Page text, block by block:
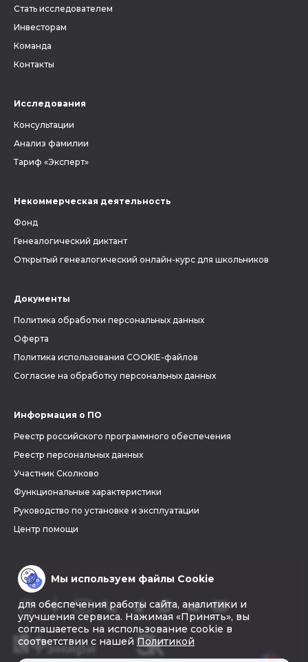
Стать исследователем
Инвесторам
Команда
Контакты
Исследования
Консультации
Анализ фамилии
Тариф «Эксперт»
Некоммерческая деятельность
Фонд
Генеалогический диктант
Открытый генеалогический онлайн-курс для школьников
Документы
Политика обработки персональных данных
Оферта
Политика использования COOKIE-файлов
Согласие на обработку персональных данных
Информация о ПО
Реестр российского программного обеспечения
Реестр персональных данных
Участник Сколково
Функциональные характеристики
Руководство по установке и эксплуатации
Центр помощи
Мы используем файлы Cookie
для обеспечения работы сайта, аналитики и
улучшения сервиса. Нажимая «Принять», вы
соглашаетесь на использование cookie в
соответствии с нашей Политикой